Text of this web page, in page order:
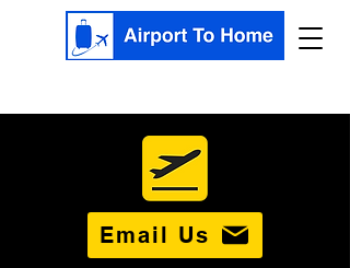
Email Us